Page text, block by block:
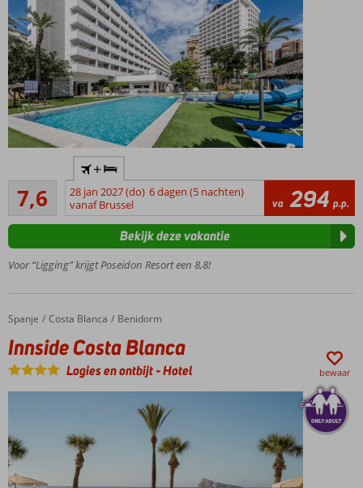
Benidorm
Op
loopafstand
strand
zwembaden
kinderbaden
Drink een
drankje bij
de
cocktailbar
Volpension
en All-In ook
7,6
5
beoordelingen
+
28 jan 2027 (do) 6 dagen (5 nachten)
vanaf Brussel
va 294 p.p.
Voor “Ligging” krijgt Poseidon Resort een 8,8!
Bekijk deze vakantie
Home
Spanje Costa Blanca Benidorm
Innside Costa Blanca
Innside Costa Blanca
Logies en ontbijt-Hotel bewaar